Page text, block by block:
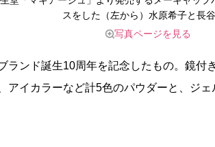
スをした（左から）水原希子と長
写真ページを見る
ランド誕生10周年を記念したもの。鏡付
アイカラーなど計5色のパウダーと、ジ